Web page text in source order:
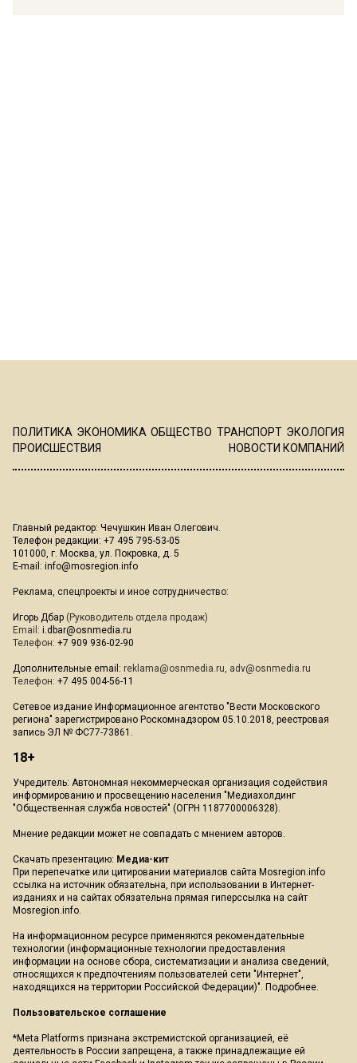
ПОЛИТИКА ЭКОНОМИКА ОБЩЕСТВО ТРАНСПОРТ ЭКОЛОГИЯ
ПРОИСШЕСТВИЯ
НОВОСТИ КОМПАНИЙ
Главный редактор: Чечушкин Иван Олегович.
Телефон редакции: +7 495 795-53-05
101000, г. Москва, ул. Покровка, д. 5
E-mail: info@mosregion.info
Реклама, спецпроекты и иное сотрудничество:
Игорь Дбар (Руководитель отдела продаж)
Email: i.dbar@osnmedia.ru
Телефон: +7 909 936-02-90
Дополнительные email: reklama@osnmedia.ru, adv@osnmedia.ru
Телефон: +7 495 004-56-11
Сетевое издание Информационное агентство "Вести Московского
региона" зарегистрировано Роскомнадзором 05.10.2018, реестровая
запись ЭЛ № ФС77-73861.
18+
Учредитель: Автономная некоммерческая организация содействия
информированию и просвещению населения "Медиахолдинг
"Общественная служба новостей" (ОГРН 1187700006328).
Мнение редакции может не совпадать с мнением авторов.
Скачать презентацию: Медиа-кит
При перепечатке или цитировании материалов сайта Mosregion.info
ссылка на источник обязательна, при использовании в Интернет-
изданиях и на сайтах обязательна прямая гиперссылка на сайт
Mosregion.info.
На информационном ресурсе применяются рекомендательные
технологии (информационные технологии предоставления
информации на основе сбора, систематизации и анализа сведений,
относящихся к предпочтениям пользователей сети "Интернет",
находящихся на территории Российской Федерации)". Подробнее.
Пользовательское соглашение
*Meta Platforms признана экстремистской организацией, её
деятельность в России запрещена, а также принадлежащие ей